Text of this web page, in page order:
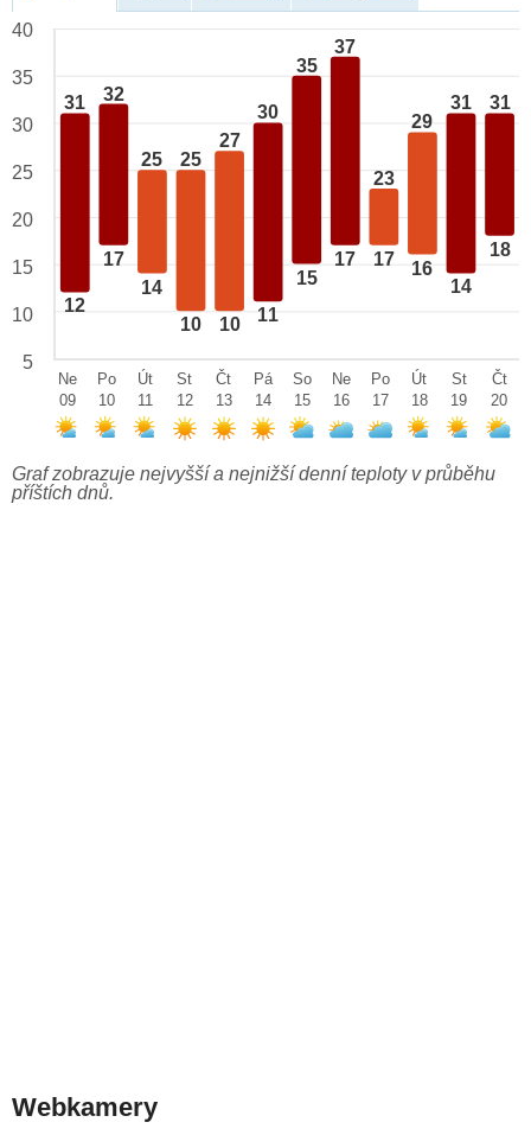
31
12
32
17
25
14
25
10
27
10
30
11
35
15
37
17
23
17
29
16
31
14
31
18
40
35
30
25
20
15
10
5
Ne
09
Po
10
Út
11
St
12
Čt
13
Pá
14
So
15
Ne
16
Po
17
Út
18
St
19
Čt
20
Graf zobrazuje nejvyšší a nejnižší denní teploty v průběhu
příštích dnů.
Webkamery